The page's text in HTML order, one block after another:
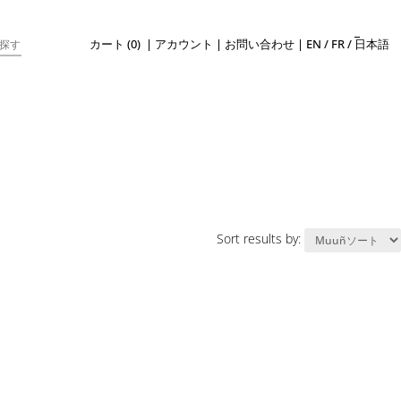
カート (0) | アカウント | お問い合わせ | EN / FR/ 日本語
Sort results by: